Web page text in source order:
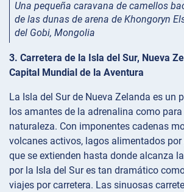
Una pequeña caravana de camellos
de las dunas de arena de Khongoryn
del Gobi, Mongolia
3. Carretera de la Isla del Sur, Nueva
Capital Mundial de la Aventura
La Isla del Sur de Nueva Zelanda es un
los amantes de la adrenalina como
naturaleza. Con imponentes cadenas
volcanes activos, lagos alimentados
que se extienden hasta donde alcanza
por la Isla del Sur es tan dramático
viajes por carretera. Las sinuosas